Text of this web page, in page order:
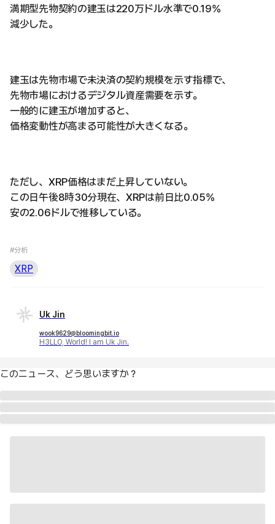
満期型先物契約の建玉は220万ドル水準で0.19%
減少した。
建玉は先物市場で未決済の契約規模を示す指標で、
先物市場におけるデジタル資産需要を示す。
一般的に建玉が増加すると、
価格変動性が高まる可能性が大きくなる。
ただし、XRP価格はまだ上昇していない。
この日午後8時30分現在、XRPは前日比0.05%
安の2.06ドルで推移している。
#分析
XRP
Uk Jin
wook9629@bloomingbit.io
H3LLO, World! I am Uk Jin.
このニュース、どう思いますか？